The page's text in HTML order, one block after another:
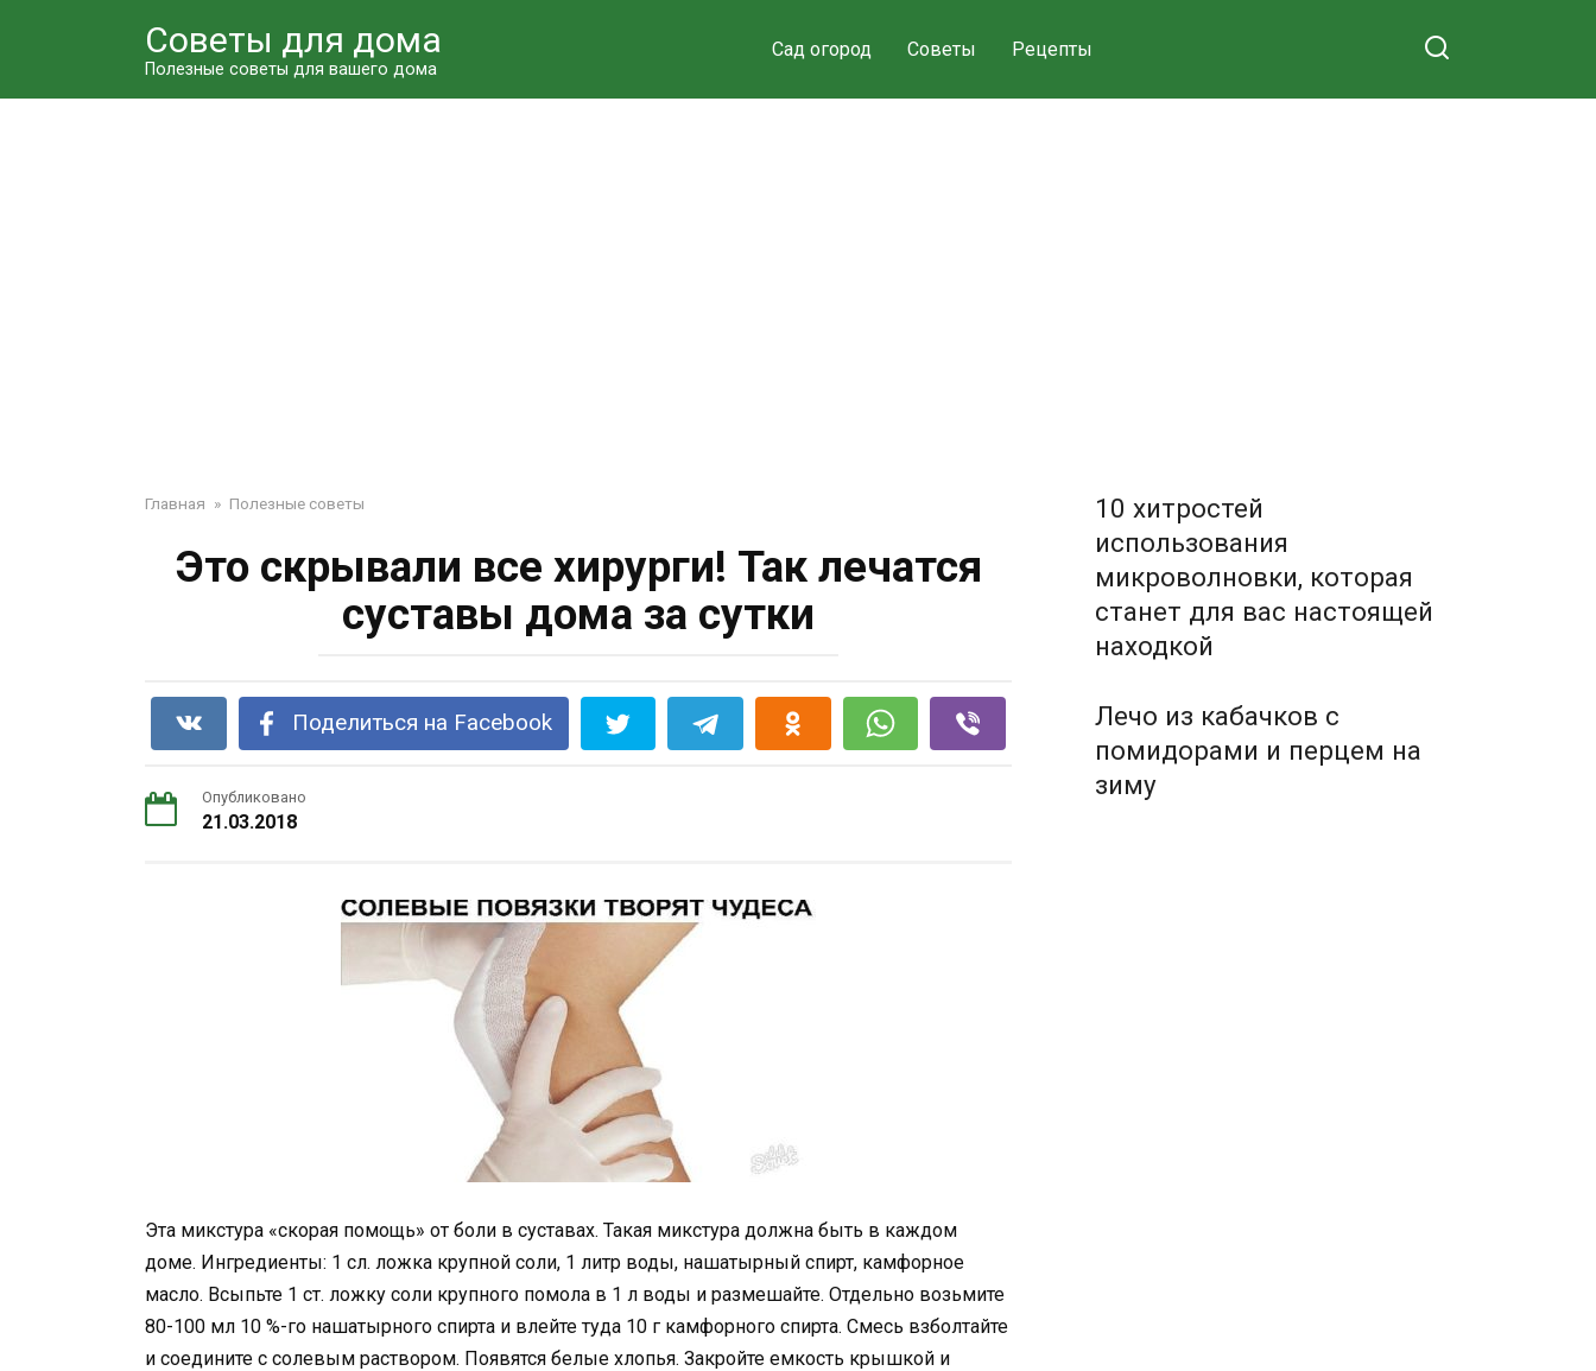
Советы для дома
Полезные советы для вашего дома
Сад огород Советы Рецепты
Главная » Полезные советы
Это скрывали все хирурги! Так лечатся
суставы дома за сутки
Поделиться на Facebook
Опубликовано
21.03.2018
Эта микстура «скорая помощь» от боли в суставах. Такая микстура должна быть в каждом
доме. Ингредиенты: 1 сл. ложка крупной соли, 1 литр воды, нашатырный спирт, камфорное
масло. Всыпьте 1 ст. ложку соли крупного помола в 1 л воды и размешайте. Отдельно возьмите
80-100 мл 10 %-го нашатырного спирта и влейте туда 10 г камфорного спирта. Смесь взболтайте
и соедините с солевым раствором. Появятся белые хлопья. Закройте емкость крышкой и
10 хитростей
использования
микроволновки, которая
станет для вас настоящей
находкой
Лечо из кабачков с
помидорами и перцем на
зиму